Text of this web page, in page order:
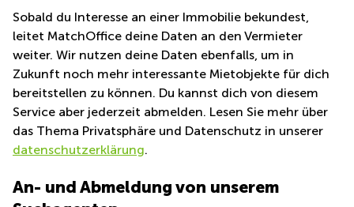
Sobald du Interesse an einer Immobilie bekundest,
leitet MatchOffice deine Daten an den Vermieter
weiter. Wir nutzen deine Daten ebenfalls, um in
Zukunft noch mehr interessante Mietobjekte für dich
bereitstellen zu können. Du kannst dich von diesem
Service aber jederzeit abmelden. Lesen Sie mehr über
das Thema Privatsphäre und Datenschutz in unserer
datenschutzerklärung.
An- und Abmeldung von unserem